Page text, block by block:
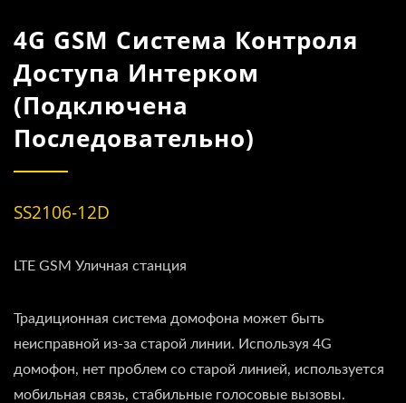
4G GSM Система Контроля
Доступа Интерком
(подключена
Последовательно)
SS2106-12D
LTE GSM Уличная станция
Традиционная система домофона может быть
неисправной из-за старой линии. Используя 4G
домофон, нет проблем со старой линией, используется
мобильная связь, стабильные голосовые вызовы.